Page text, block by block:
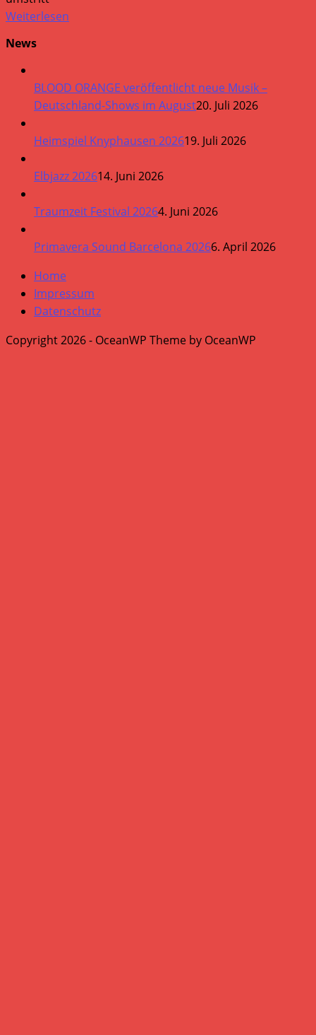
Weiterlesen
News
BLOOD ORANGE veröffentlicht neue Musik –
Deutschland-Shows im August20. Juli 2026
Heimspiel Knyphausen 202619. Juli 2026
Elbjazz 202614. Juni 2026
Traumzeit Festival 20264. Juni 2026
Primavera Sound Barcelona 20266. April 2026
Home
Impressum
Datenschutz
Copyright 2026 - OceanWP Theme by OceanWP